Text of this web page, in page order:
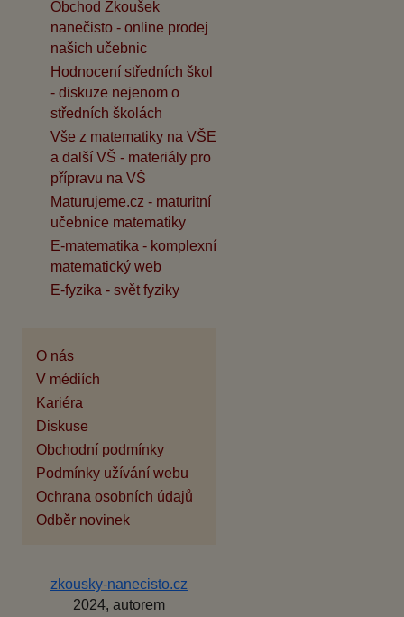
Obchod Zkoušek
nanečisto - online prodej
našich učebnic
Hodnocení středních škol
- diskuze nejenom o
středních školách
Vše z matematiky na VŠE
a další VŠ - materiály pro
přípravu na VŠ
Maturujeme.cz - maturitní
učebnice matematiky
E-matematika - komplexní
matematický web
E-fyzika - svět fyziky
O nás
V médiích
Kariéra
Diskuse
Obchodní podmínky
Podmínky užívání webu
Ochrana osobních údajů
Odběr novinek
zkousky-nanecisto.cz
2024, autorem